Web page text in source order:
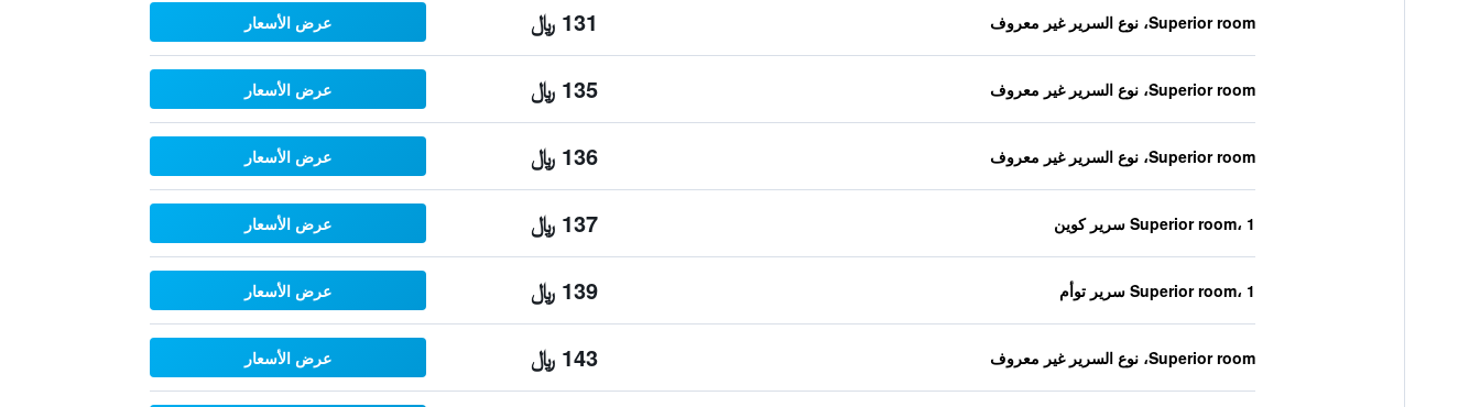
Superior room، نوع السرير غير معروف 131 ﷼ عرض الأسعار
Superior room، نوع السرير غير معروف 135 ﷼ عرض الأسعار
Superior room، نوع السرير غير معروف 136 ﷼ عرض الأسعار
Superior room، 1 سرير كوين 137 ﷼ عرض الأسعار
Superior room، 1 سرير توأم 139 ﷼ عرض الأسعار
Superior room، نوع السرير غير معروف 143 ﷼ عرض الأسعار